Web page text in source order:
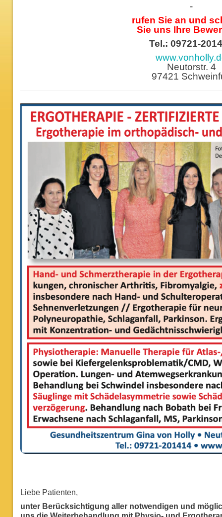
-
rufen Sie an und
Sie uns Ihre
Tel.: 09721-
Neutorstr. 4
97421
Liebe Patienten,
unter Berücksichtigung aller notwendigen und